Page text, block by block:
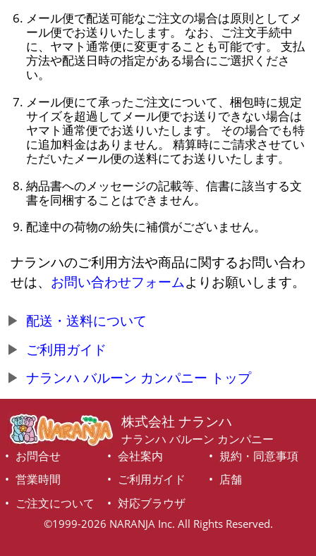
メール便で配送可能なご注文の場合は原則としてメ
ール便でお送りいたします。 なお、ご注文手続中
に、ヤマト通常便に変更することも可能です。 支払
方法や配送日時の指定がある場合にご選択くださ
い。
メール便にて承ったご注文について、梱包時に規定
サイズを超過してメール便でお送りできない場合は
ヤマト通常便でお送りいたします。 その場合でも特
に追加料金はありません。 精算時にご請求させてい
ただいたメール便の送料にてお送りいたします。
納品書へのメッセージの記載等、信書に該当する文
書を同梱することはできません。
配達中の荷物の紛失に補償がございません。
ナランハのご利用方法や商品に関するお問い合わ
せは、 お問い合わせフォームよりお願いします。
配送・送料について
ご利用ガイド
ナランハ バルーン カンパニー トップ
株式会社 ナランハ
ナランハ バルーン カンパニー
お問合せ
会社案内
規約・同意事項
営業時間
ご利用ガイド
店舗
ご注文について
対応ブラウザ
©1999-2026 NARANJA Inc. All Rights Reserved.